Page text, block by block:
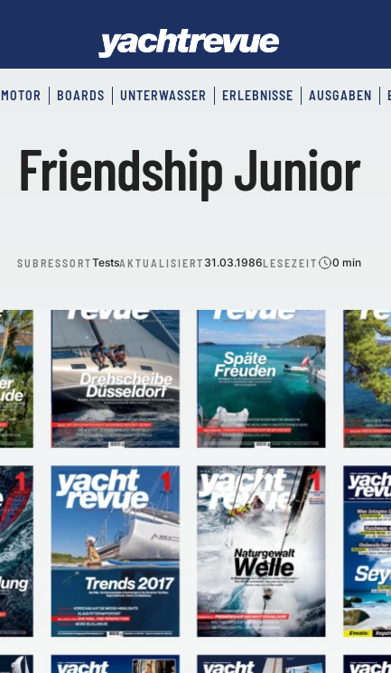
MOTOR BOARDS UNTERWASSER ERLEBNISSE AUSGABEN
Friendship Junior
SUBRESSORTTestsAKTUALISIERT 31.03.1986LESEZEIT 0 min